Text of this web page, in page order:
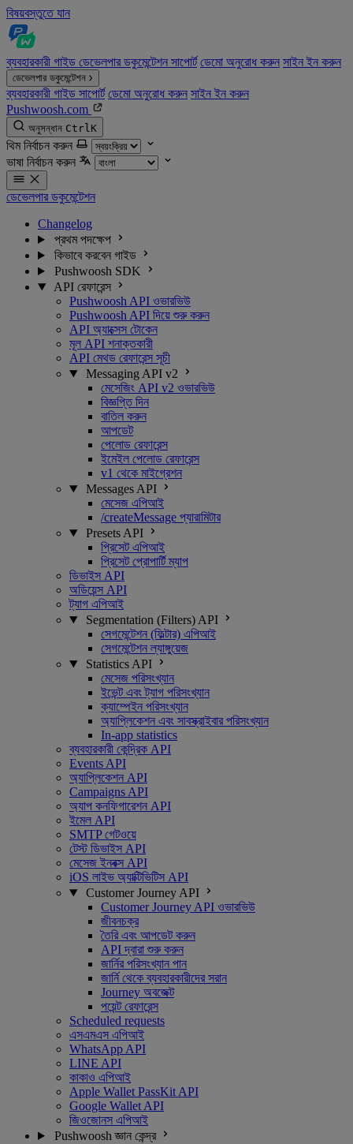
বিষয়বস্তুতে যান
ব্যবহারকারী গাইড ডেভেলপার ডকুমেন্টেশন সাপোর্ট ডেমো অনুরোধ করুন সাইন ইন করুন
ডেভেলপার ডকুমেন্টেশন
ব্যবহারকারী গাইড সাপোর্ট ডেমো অনুরোধ করুন সাইন ইন করুন
Pushwoosh.com
অনুসন্ধান CtrlK
থিম নির্বাচন করুন
ভাষা নির্বাচন করুন
ডেভেলপার ডকুমেন্টেশন
Changelog
প্রথম পদক্ষেপ
কিভাবে করবেন গাইড
Pushwoosh SDK
API রেফারেন্স
Pushwoosh API ওভারভিউ
Pushwoosh API দিয়ে শুরু করুন
API অ্যাক্সেস টোকেন
মূল API শনাক্তকারী
API মেথড রেফারেন্স সূচী
Messaging API v2
মেসেজিং API v2 ওভারভিউ
বিজ্ঞপ্তি দিন
বাতিল করুন
আপডেট
পেলোড রেফারেন্স
ইমেইল পেলোড রেফারেন্স
v1 থেকে মাইগ্রেশন
Messages API
মেসেজ এপিআই
/createMessage প্যারামিটার
Presets API
প্রিসেট এপিআই
প্রিসেট প্রোপার্টি ম্যাপ
ডিভাইস API
অডিয়েন্স API
ট্যাগ এপিআই
Segmentation (Filters) API
সেগমেন্টেশন (ফিল্টার) এপিআই
সেগমেন্টেশন ল্যাঙ্গুয়েজ
Statistics API
মেসেজ পরিসংখ্যান
ইভেন্ট এবং ট্যাগ পরিসংখ্যান
ক্যাম্পেইন পরিসংখ্যান
অ্যাপ্লিকেশন এবং সাবস্ক্রাইবার পরিসংখ্যান
In-app statistics
ব্যবহারকারী কেন্দ্রিক API
Events API
অ্যাপ্লিকেশন API
Campaigns API
অ্যাপ কনফিগারেশন API
ইমেল API
SMTP গেটওয়ে
টেস্ট ডিভাইস API
মেসেজ ইনবক্স API
iOS লাইভ অ্যাক্টিভিটিস API
Customer Journey API
Customer Journey API ওভারভিউ
জীবনচক্র
তৈরি এবং আপডেট করুন
API দ্বারা শুরু করুন
জার্নির পরিসংখ্যান পান
জার্নি থেকে ব্যবহারকারীদের সরান
Journey অবজেক্ট
পয়েন্ট রেফারেন্স
Scheduled requests
এসএমএস এপিআই
WhatsApp API
LINE API
কাকাও এপিআই
Apple Wallet PassKit API
Google Wallet API
জিওজোনস এপিআই
Pushwoosh জ্ঞান কেন্দ্র